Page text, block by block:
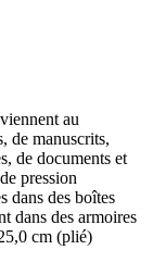
au
de manuscrits,
de documents et
pression
dans des boîtes
dans des armoires
cm (plié)